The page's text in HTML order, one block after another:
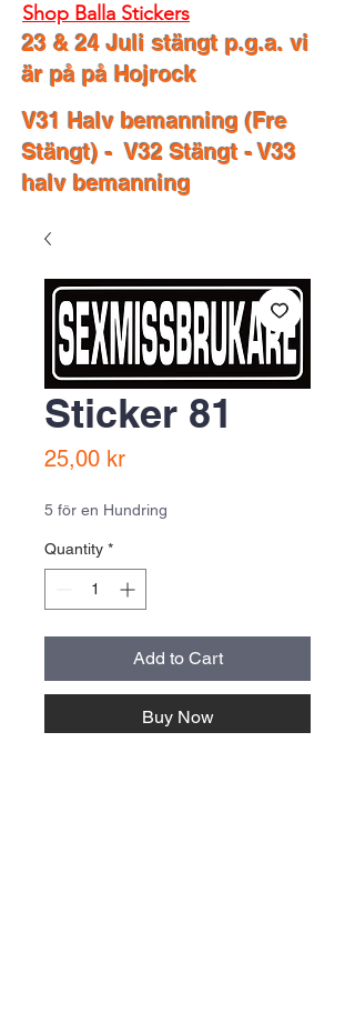
Shop Balla Stickers
23 & 24 Juli stängt p.g.a. vi
är på på Hojrock
V31 Halv bemanning (Fre
Stängt) - V32 Stängt - V33
halv bemanning
Sticker 81
25,00 krPrice
5 för en Hundring
Quantity *
Add to Cart
Buy Now